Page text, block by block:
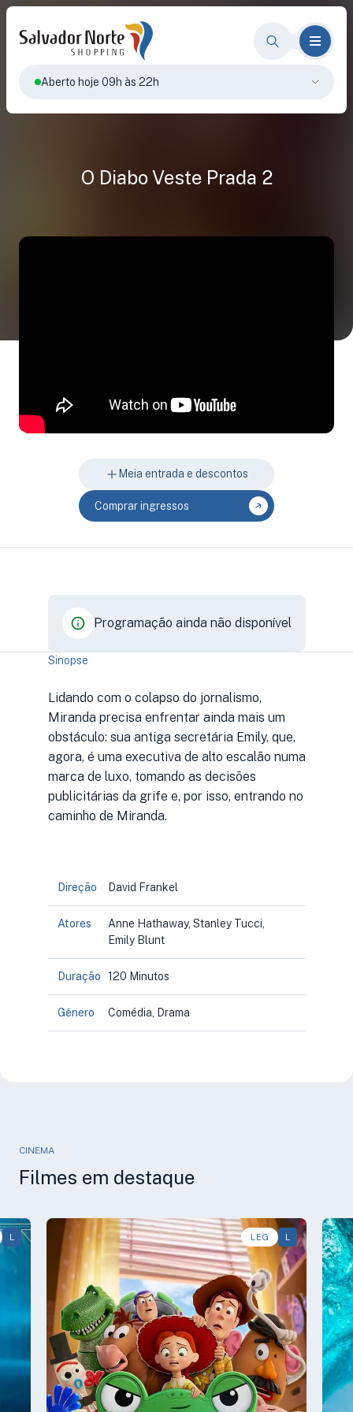
Aberto hoje 09h às 22h
O Diabo Veste Prada 2
Meia entrada e descontos
Comprar ingressos
Programação ainda não disponível
Sinopse
Lidando com o colapso do jornalismo,
Miranda precisa enfrentar ainda mais um
obstáculo: sua antiga secretária Emily, que,
agora, é uma executiva de alto escalão numa
marca de luxo, tomando as decisões
publicitárias da grife e, por isso, entrando no
caminho de Miranda.
Direção David Frankel
Atores
Anne Hathaway, Stanley Tucci,
Emily Blunt
Duração 120 Minutos
Gênero Comédia, Drama
CINEMA
Filmes em destaque
L LEG L
Animação, Aventura, Comédia • • 1h40